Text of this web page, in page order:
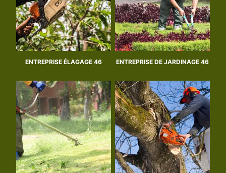
ENTREPRISE ÉLAGAGE 46 ENTREPRISE DE JARDINAGE 46